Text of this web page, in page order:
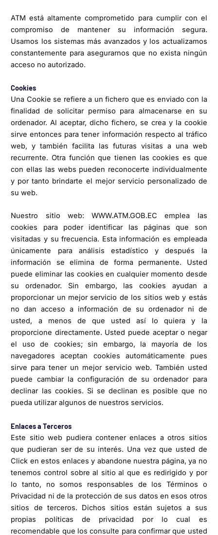
ATM está altamente comprometido para cumplir con el
compromiso de mantener su información segura.
Usamos los sistemas más avanzados y los actualizamos
constantemente para asegurarnos que no exista ningún
acceso no autorizado.
Cookies
Una Cookie se refiere a un fichero que es enviado con la
finalidad de solicitar permiso para almacenarse en su
ordenador. Al aceptar, dicho fichero, se crea y la cookie
sirve entonces para tener información respecto al tráfico
web, y también facilita las futuras visitas a una web
recurrente. Otra función que tienen las cookies es que
con ellas las webs pueden reconocerte individualmente
y por tanto brindarte el mejor servicio personalizado de
su web.
Nuestro sitio web: WWW.ATM.GOB.EC emplea las
cookies para poder identificar las páginas que son
visitadas y su frecuencia. Esta información es empleada
únicamente para análisis estadístico y después la
información se elimina de forma permanente. Usted
puede eliminar las cookies en cualquier momento desde
su ordenador. Sin embargo, las cookies ayudan a
proporcionar un mejor servicio de los sitios web y estás
no dan acceso a información de su ordenador ni de
usted, a menos de que usted así lo quiera y la
proporcione directamente. Usted puede aceptar o negar
el uso de cookies; sin embargo, la mayoría de los
navegadores aceptan cookies automáticamente pues
sirve para tener un mejor servicio web. También usted
puede cambiar la configuración de su ordenador para
declinar las cookies. Si se declinan es posible que no
pueda utilizar algunos de nuestros servicios.
Enlaces a Terceros
Este sitio web pudiera contener enlaces a otros sitios
que pudieran ser de su interés. Una vez que usted de
Click en estos enlaces y abandone nuestra página, ya no
tenemos control sobre al sitio al que es redirigido y por
lo tanto, no somos responsables de los Términos o
Privacidad ni de la protección de sus datos en esos otros
sitios de terceros. Dichos sitios están sujetos a sus
propias políticas de privacidad por lo cual es
recomendable que los consulte para confirmar que usted